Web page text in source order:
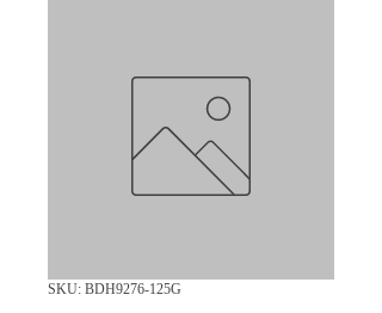
SKU: BDH9276-125G